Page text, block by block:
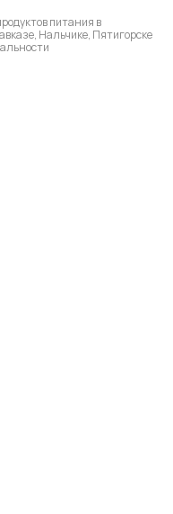
питания в
Нальчике, Пятигорске